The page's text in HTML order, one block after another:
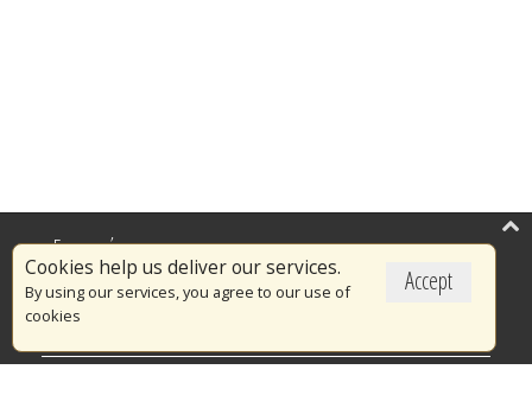
Accept
Cookies help us deliver our services.
By using our services, you agree to our use of
cookies
Επικαιρότητα
Το Πυροσβεστικό Σώμα